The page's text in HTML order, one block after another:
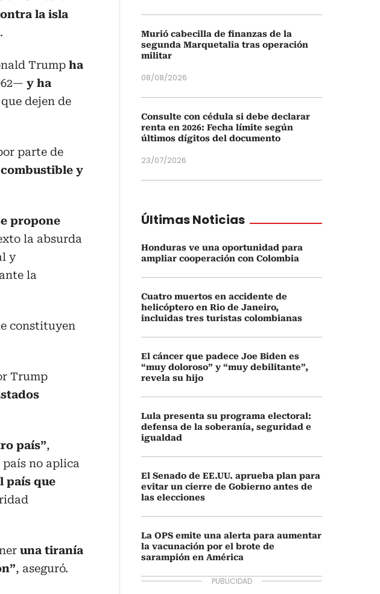
la isla
Trump ha
y ha
dejen de
parte de
y
propone
la absurda
y
la
constituyen
Trump
país”,
no aplica
país que
una tiranía
, aseguró.
Murió cabecilla de finanzas de la
segunda Marquetalia tras operación
militar
08/08/2026
Consulte con cédula si debe declarar
renta en 2026: Fecha límite según
últimos dígitos del documento
23/07/2026
Últimas Noticias
Honduras ve una oportunidad para
ampliar cooperación con Colombia
Cuatro muertos en accidente de
helicóptero en Rio de Janeiro,
incluidas tres turistas colombianas
El cáncer que padece Joe Biden es
“muy doloroso” y “muy debilitante”,
revela su hijo
Lula presenta su programa electoral:
defensa de la soberanía, seguridad e
igualdad
El Senado de EE.UU. aprueba plan para
evitar un cierre de Gobierno antes de
las elecciones
La OPS emite una alerta para aumentar
la vacunación por el brote de
sarampión en América